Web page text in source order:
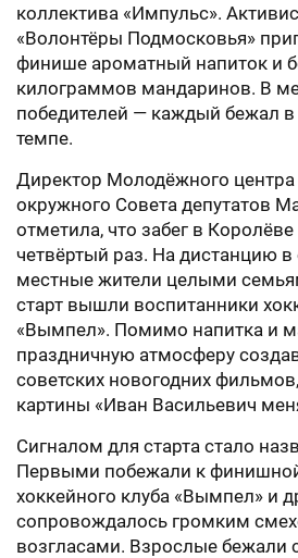
коллектива «Импульс».
«Волонтёры Подмосковья»
финише ароматный напиток и
килограммов мандаринов. В
победителей — каждый бежал в
темпе.
Директор Молодёжного центра
окружного Совета депутатов
отметила, что забег в
четвёртый раз. На дистанцию
местные жители целыми
старт вышли воспитанники
«Вымпел». Помимо напитка и
праздничную атмосферу
советских новогодних
картины «Иван Васильевич
Сигналом для старта стало
Первыми побежали к финишной
хоккейного клуба «Вымпел» и
сопровождалось громким
возгласами. Взрослые